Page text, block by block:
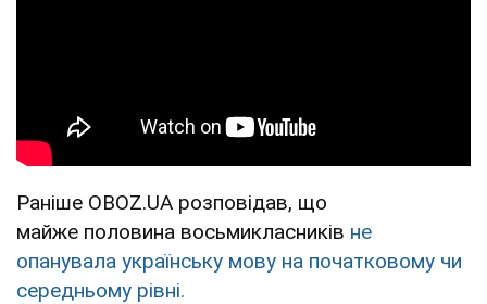
Раніше OBOZ.UA розповідав, що
майже половина восьмикласників не
опанувала українську мову на початковому чи
середньому рівні.